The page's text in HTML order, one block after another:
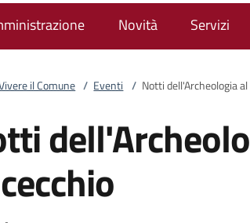
Novità Servizi
il Comune / Eventi / Notti dell'Archeologia